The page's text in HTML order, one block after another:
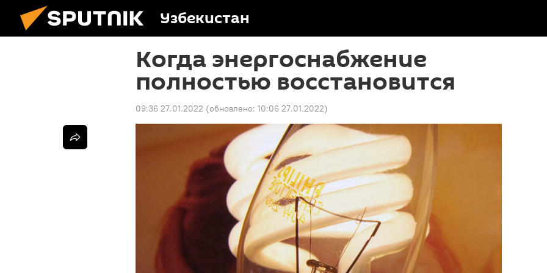
Узбекистан
Когда энергоснабжение
полностью восстановится
09:36 27.01.2022 (обновлено: 10:06 27.01.2022)